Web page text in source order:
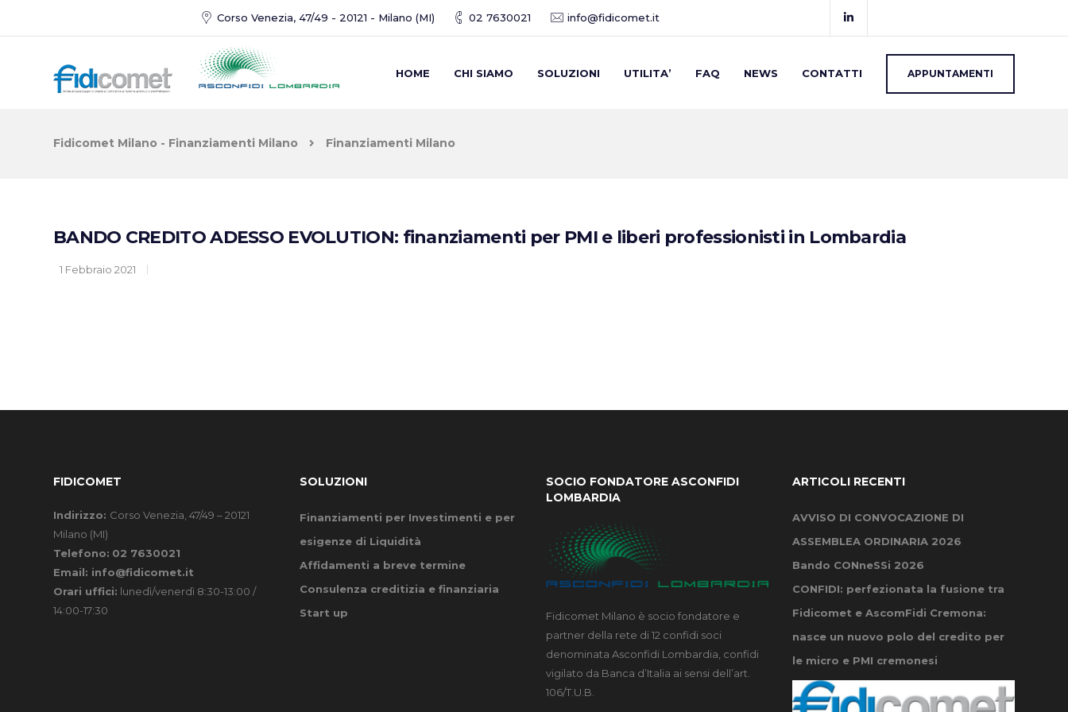
Corso Venezia, 47/49 - 20121 - Milano (MI) 02 7630021 info@fidicomet.it
HOME CHI SIAMO SOLUZIONI UTILITA’ FAQ NEWS CONTATTI APPUNTAMENTI
Fidicomet Milano - Finanziamenti Milano Finanziamenti Milano
BANDO CREDITO ADESSO EVOLUTION: finanziamenti per PMI e liberi professionisti in Lombardia
1 Febbraio 2021
FIDICOMET
Indirizzo: Corso Venezia, 47/49 – 20121
Milano (MI)
Telefono: 02 7630021
Email: info@fidicomet.it
Orari uffici: lunedì/venerdì 8:30-13:00 /
14:00-17:30
SOLUZIONI
Finanziamenti per Investimenti e per
esigenze di Liquidità
Affidamenti a breve termine
Consulenza creditizia e finanziaria
Start up
SOCIO FONDATORE ASCONFIDI
LOMBARDIA
Fidicomet Milano è socio fondatore e
partner della rete di 12 confidi soci
denominata Asconfidi Lombardia, confidi
vigilato da Banca d’Italia ai sensi dell’art.
106/T.U.B.
ARTICOLI RECENTI
AVVISO DI CONVOCAZIONE DI
ASSEMBLEA ORDINARIA 2026
Bando CONneSSi 2026
CONFIDI: perfezionata la fusione tra
Fidicomet e AscomFidi Cremona:
nasce un nuovo polo del credito per
le micro e PMI cremonesi